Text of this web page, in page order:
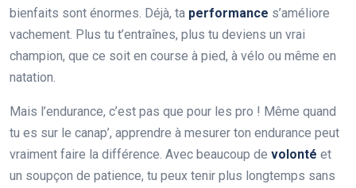
bienfaits sont énormes. Déjà, ta performance s’améliore
vachement. Plus tu t’entraînes, plus tu deviens un vrai
champion, que ce soit en course à pied, à vélo ou même en
natation.
Mais l’endurance, c’est pas que pour les pro ! Même quand
tu es sur le canap’, apprendre à mesurer ton endurance peut
vraiment faire la différence. Avec beaucoup de volonté et
un soupçon de patience, tu peux tenir plus longtemps sans